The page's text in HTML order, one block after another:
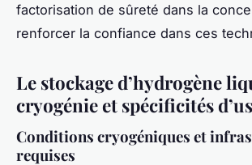
factorisation de sûreté dans la
renforcer la confiance dans ces
Le stockage d’hydrogène
cryogénie et spécificités
Conditions cryogéniques et
requises